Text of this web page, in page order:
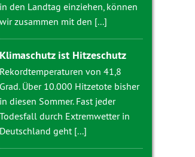
in den Landtag einziehen, können
wir zusammen mit den [...]
Klimaschutz ist Hitzeschutz
Rekordtemperaturen von 41,8
Grad. Über 10.000 Hitzetote bisher
in diesen Sommer. Fast jeder
Todesfall durch Extremwetter in
Deutschland geht [...]